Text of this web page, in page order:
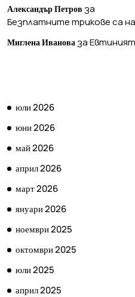
Александър Петров за
Безплатните трикове са
Миглена Иванова за
юли 2026
юни 2026
май 2026
април 2026
март 2026
януари 2026
ноември 2025
октомври 2025
юли 2025
април 2025